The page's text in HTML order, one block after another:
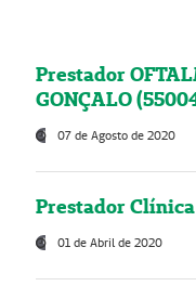
Prestador
GONÇALO
07 de Agosto de 2020
Prestador
01 de Abril de 2020